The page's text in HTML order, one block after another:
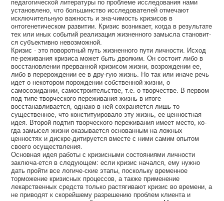
педагогической литературы по проблеме исследования нами
установлено, что большинство исследователей отмечают
исключительную важность и зна-чимость кризисов в
онтогенетическом развитии. Кризис возникает, когда в результате
тех или иных событий реализация жизненного замысла становит-
ся субъективно невозможной.
Кризис - это поворотный путь жизненного пути личности. Исход
пе-реживания кризиса может быть двояким. Он состоит либо в
восстановлении прерванной кризисом жизни, возрождении ее,
либо в перерождении ее в дру-гую жизнь. Но так или иначе речь
идет о некотором порождении собственной жизни, о
самосозидании, самостроительстве, т.е. о творчестве. В первом
под-типе творческого переживания жизнь в итоге
восстанавливается, однако в ней сохраняется лишь то
существенное, что конституировало эту жизнь, ее ценностная
идея. Второй подтип творческого переживания имеет место, ко-
гда замысел жизни оказывается основанным на ложных
ценностях и дискре-дитируется вместе с ними самим опытом
своего осуществления.
Основная идея работы с кризисными состояниями личности
заключа-ется в следующем: если кризис начался, ему нужно
дать пройти все логиче-ские этапы, поскольку временное
торможение кризисных процессов, а также применение
лекарственных средств только растягивают кризис во времени, а
не приводят к скорейшему разрешению проблем клиента и